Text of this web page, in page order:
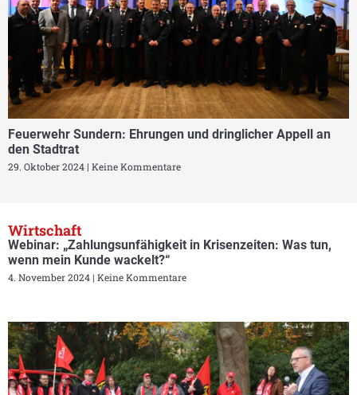
Feuerwehr Sundern: Ehrungen und dringlicher Appell an
den Stadtrat
29. Oktober 2024 Keine Kommentare
Wirtschaft
Webinar: „Zahlungsunfähigkeit in Krisenzeiten: Was tun,
wenn mein Kunde wackelt?“
4. November 2024 Keine Kommentare